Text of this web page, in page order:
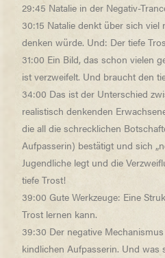
29:45 Natalie in der Negativ-
30:15 Natalie denkt über sich
denken würde. Und: Der tiefe
31:00 Ein Bild, das schon vielen
ist verzweifelt. Und braucht den
34:00 Das ist der Unterschied
realistisch denkenden
die all die schrecklichen
Aufpasserin) bestätigt und sich
Jugendliche legt und die
tiefe Trost!
39:00 Gute Werkzeuge: Eine
Trost lernen kann.
39:30 Der negative
kindlichen Aufpasserin. Und was